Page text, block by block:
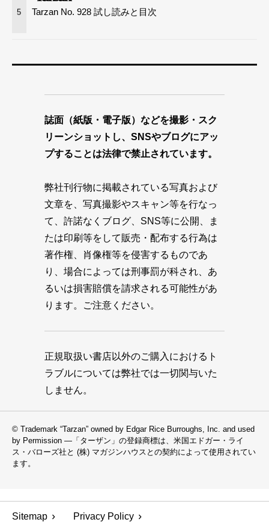
5 Tarzan No. 928 試し読みと目次
誌面（紙版・電子版）などを撮影・スク
リーンショットし、SNSやブログにアッ
プすることは法律で禁止されています。
弊社刊行物に掲載されている写真および
文章を、写真撮影やスキャン等を行なっ
て、許諾なくブログ、SNS等に公開、ま
たは印刷等をして販売・配布する行為は
著作権、肖像権等を侵害するものであ
り、場合によっては刑事罰が科され、あ
るいは損害賠償を請求される可能性があ
ります。ご注意ください。
正規取扱い書店以外のご購入におけるト
ラブルについては弊社では一切関与いた
しません。
© Trademark “Tarzan” owned by Edgar Rice Burroughs, Inc. and used
by Permission —「ターザン」の登録商標は、米国エドガー・ライ
ス・バローズ社と (株) マガジンハウスとの契約によって使用されてい
ます。
Sitemap Privacy Policy